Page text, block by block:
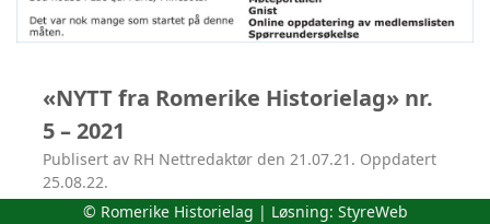
«NYTT fra Romerike Historielag» nr.
5 – 2021
Publisert av RH Nettredaktør den 21.07.21. Oppdatert
25.08.22.
© Romerike Historielag | Løsning: StyreWeb